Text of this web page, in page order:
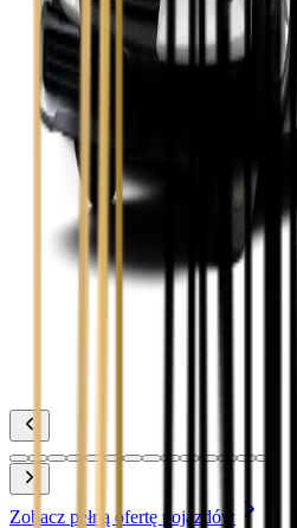
Zobacz
Toyota Camry
Zobacz
Toyota Corolla
Toyota Prius
Zobacz pełną ofertę pojazdów